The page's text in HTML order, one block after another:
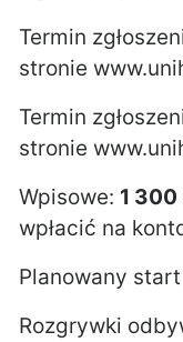
Termin
stronie
Termin
stronie
Wpisowe: 1 300
wpłacić na
Planowany
Rozgrywki